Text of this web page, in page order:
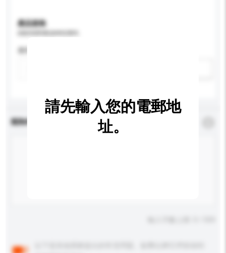
產品規格
查詢內容
請先輸入您的電郵地
址。